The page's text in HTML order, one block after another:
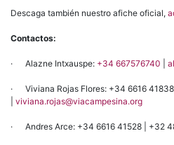
Descaga también nuestro afiche oficial,
Contactos:
· Alazne Intxauspe: +34 667576740
· Viviana Rojas Flores: +34 6616
viviana.rojas@viacampesina.org
· Andres Arce: +34 6616 41528 | +32